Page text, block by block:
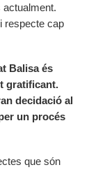
respecte cap
Balisa és
gratificant.
decidació al
un procés
que són